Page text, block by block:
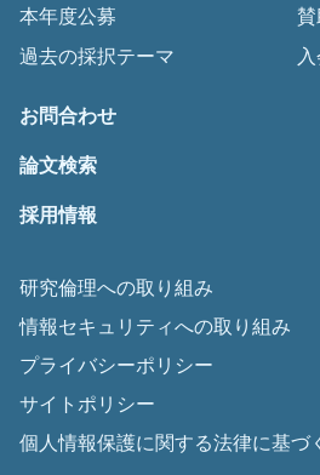
本年度公募
過去の採択テーマ
お問合わせ
論文検索
採用情報
研究倫理への取り組み
情報セキュリティへの取り組み
プライバシーポリシー
サイトポリシー
個人情報保護に関する法律に基づ